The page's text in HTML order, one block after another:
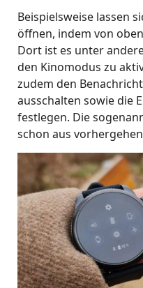
Beispielsweise lassen
öffnen, indem von
Dort ist es unter
den Kinomodus zu
zudem den
ausschalten sowie die
festlegen. Die
schon aus